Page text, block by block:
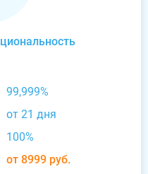
99,999%
от 21 дня
100%
от 8999 руб.